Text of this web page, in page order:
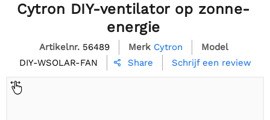
Cytron DIY-ventilator op zonne-
energie
Artikelnr. 56489 Merk Cytron
Model
DIY-WSOLAR-FAN
 Share Schrijf een review